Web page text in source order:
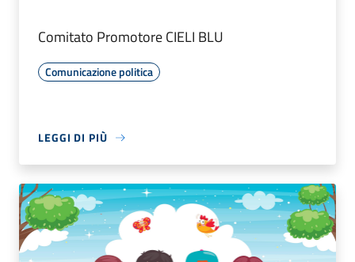
Comitato Promotore CIELI BLU
Comunicazione politica
LEGGI DI PIÙ